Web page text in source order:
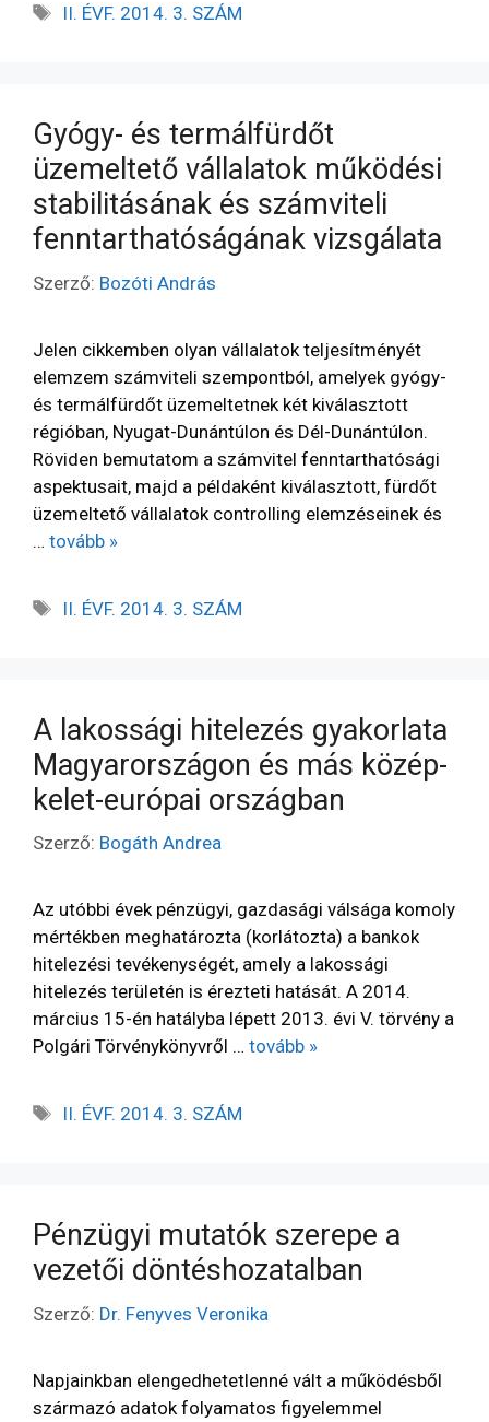
II. ÉVF. 2014. 3. SZÁM
Gyógy- és termálfürdőt
üzemeltető vállalatok működési
stabilitásának és számviteli
fenntarthatóságának vizsgálata
Szerző: Bozóti András
Jelen cikkemben olyan vállalatok teljesítményét
elemzem számviteli szempontból, amelyek gyógy-
és termálfürdőt üzemeltetnek két kiválasztott
régióban, Nyugat-Dunántúlon és Dél-Dunántúlon.
Röviden bemutatom a számvitel fenntarthatósági
aspektusait, majd a példaként kiválasztott, fürdőt
üzemeltető vállalatok controlling elemzéseinek és
… tovább »
II. ÉVF. 2014. 3. SZÁM
A lakossági hitelezés gyakorlata
Magyarországon és más közép-
kelet-európai országban
Szerző: Bogáth Andrea
Az utóbbi évek pénzügyi, gazdasági válsága komoly
mértékben meghatározta (korlátozta) a bankok
hitelezési tevékenységét, amely a lakossági
hitelezés területén is érezteti hatását. A 2014.
március 15-én hatályba lépett 2013. évi V. törvény a
Polgári Törvénykönyvről … tovább »
II. ÉVF. 2014. 3. SZÁM
Pénzügyi mutatók szerepe a
vezetői döntéshozatalban
Szerző: Dr. Fenyves Veronika
Napjainkban elengedhetetlenné vált a működésből
származó adatok folyamatos figyelemmel